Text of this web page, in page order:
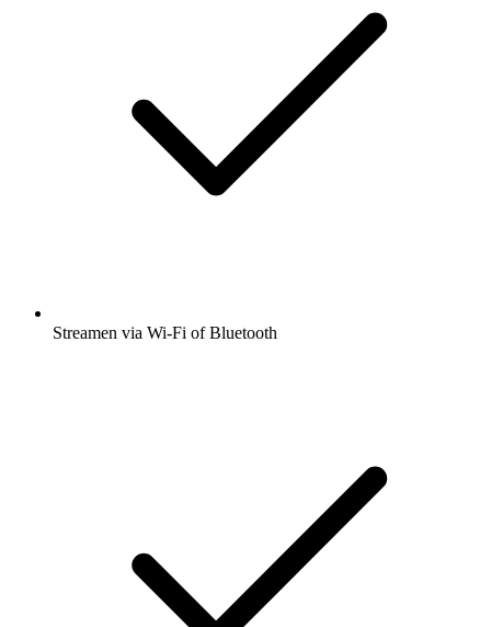
Streamen via Wi-Fi of Bluetooth